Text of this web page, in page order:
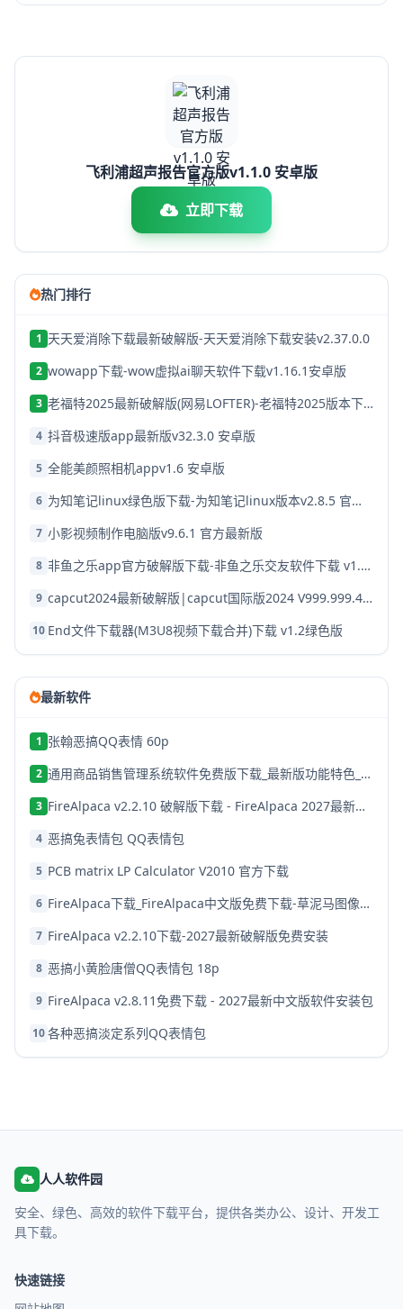
飞利浦超声报告官方版v1.1.0 安卓版
立即下载
热门排行
1 天天爱消除下载最新破解版-天天爱消除下载安装v2.37.0.0
2 wowapp下载-wow虚拟ai聊天软件下载v1.16.1安卓版
3 老福特2025最新破解版(网易LOFTER)-老福特2025版本下载v8.1.22
4 抖音极速版app最新版v32.3.0 安卓版
5 全能美颜照相机appv1.6 安卓版
6 为知笔记linux绿色版下载-为知笔记linux版本v2.8.5 官方破解版
7 小影视频制作电脑版v9.6.1 官方最新版
8 非鱼之乐app官方破解版下载-非鱼之乐交友软件下载 v1.3.9安卓版
9 capcut2024最新破解版|capcut国际版2024 V999.999.45 安卓版下载
10 End文件下载器(M3U8视频下载合并)下载 v1.2绿色版
最新软件
1 张翰恶搞QQ表情 60p
2 通用商品销售管理系统软件免费版下载_最新版功能特色_支持多行业应用
3 FireAlpaca v2.2.10 破解版下载 - FireAlpaca 2027最新中文免费版
4 恶搞兔表情包 QQ表情包
5 PCB matrix LP Calculator V2010 官方下载
6 FireAlpaca下载_FireAlpaca中文版免费下载-草泥马图像处理软件
7 FireAlpaca v2.2.10下载-2027最新破解版免费安装
8 恶搞小黄脸唐僧QQ表情包 18p
9 FireAlpaca v2.8.11免费下载 - 2027最新中文版软件安装包
10各种恶搞淡定系列QQ表情包
人人软件园
安全、绿色、高效的软件下载平台，提供各类办公、设计、开发工
具下载。
快速链接